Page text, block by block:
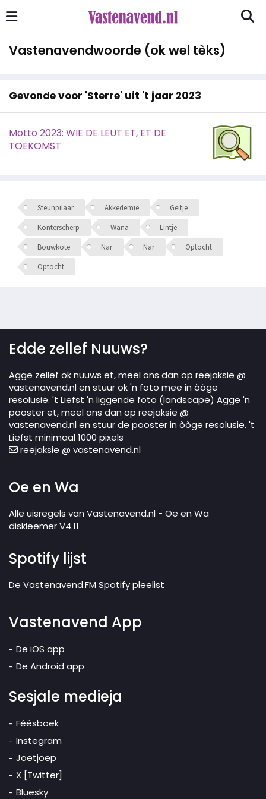
Vastenavendwoorde (ok wel tèks)
Gevonde voor 'Sterre' uit 't jaar 2023
Motto 2023: WIE DE LEUT ET, ET DE
TOEKOMST
Steunpilaar Akkedemie
Geitje
Konterscherp
Wana
Lintje
Bouwkote
Nar Nar
Optocht
Optocht
Edde zellef Nuuws?
Agge zellef ok nuuws et, meel ons dan op reejaksie @
vastenavend.nl en stuur ok 'n foto mee in òòge
resolusie. 't Liefst 'n liggende foto (landscape) Agge 'n
pooster et, meel ons dan op reejaksie @
vastenavend.nl en stuur de pooster in òòge resolusie. 't
Liefst minimaal 1000 pixels
reejaksie @ vastenavend.nl
Oe en Wa
Alle uisregels van Vastenavend.nl - Oe en Wa
diskleemer V4.11
Spotify lijst
De Vastenavend.FM Spotify pleelist
Vastenavend App
De iOS app
De Android app
Sesjale medieja
Féésboek
Instegram
Joetjoep
X [Twitter]
Bluesky